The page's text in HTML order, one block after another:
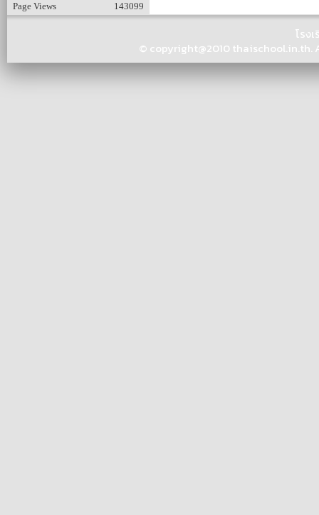
Page Views 143099
โรง
© copyright@2010 thaischool.in.th.